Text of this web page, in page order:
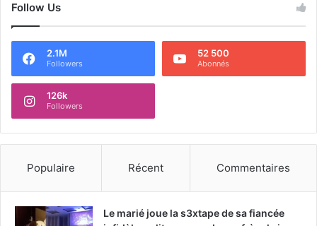
Follow Us
2.1M
Followers
52 500
Abonnés
126k
Followers
Populaire Récent Commentaires
Le marié joue la s3xtape de sa fiancée